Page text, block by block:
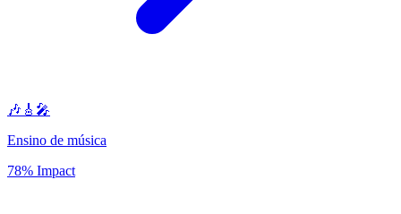
🎶🎸🎤
Ensino de música
78% Impact